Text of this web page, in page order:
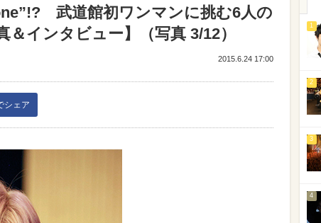
武道館初ワンマンに挑む6人の
インタビュー】（写真 3/12）
2015.6.24 17:00
シェア
1
2
3
4